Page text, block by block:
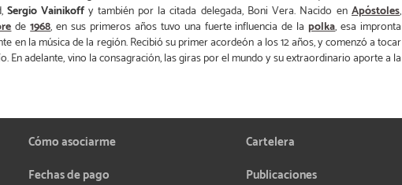
Sergio Vainikoff y también por la citada delegada, Boni Vera. Nacido enApóstoles,
de1968, en sus primeros años tuvo una fuerte influencia de lapolka, esa impronta
en la música de la región. Recibió su primer acordeón a los 12 años, y comenzó a tocar
En adelante, vino la consagración, las giras por el mundo y su extraordinario aporte a la
Cómo asociarme
Fechas de pago
Cartelera
Publicaciones